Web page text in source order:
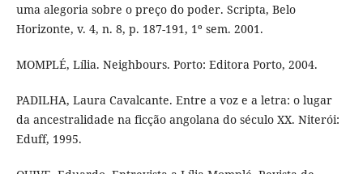
uma alegoria sobre o preço do poder. Scripta, Belo
Horizonte, v. 4, n. 8, p. 187-191, 1º sem. 2001.
MOMPLÉ, Lília. Neighbours. Porto: Editora Porto, 2004.
PADILHA, Laura Cavalcante. Entre a voz e a letra: o lugar
da ancestralidade na ficção angolana do século XX. Niterói:
Eduff, 1995.